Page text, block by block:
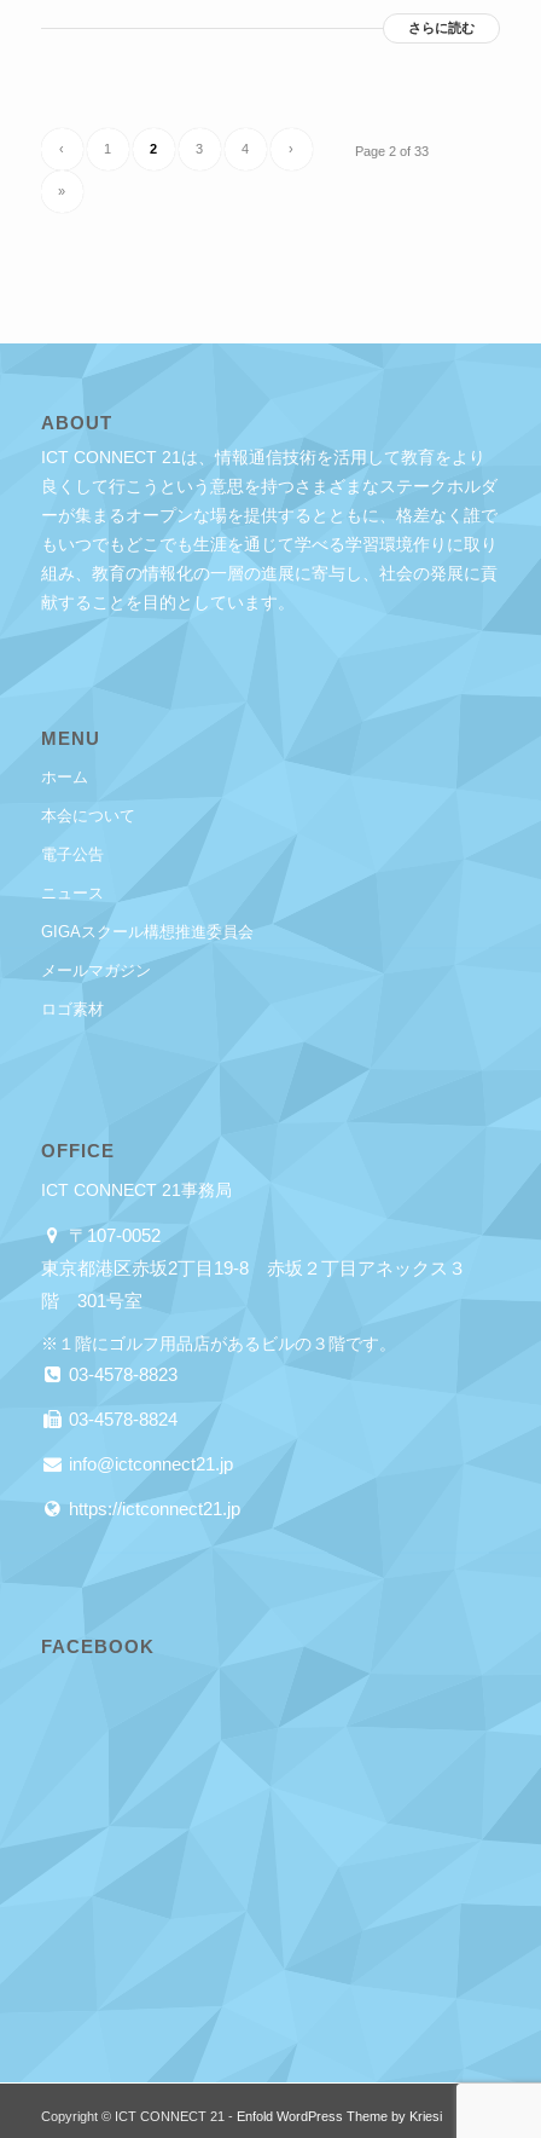
さらに読む
Page 2 of 33
‹ 1 2 3 4 ›
»
ABOUT
ICT CONNECT 21は、情報通信技術を活用して教育をより
良くして行こうという意思を持つさまざまなステークホルダ
ーが集まるオープンな場を提供するとともに、格差なく誰で
もいつでもどこでも生涯を通じて学べる学習環境作りに取り
組み、教育の情報化の一層の進展に寄与し、社会の発展に貢
献することを目的としています。
MENU
ホーム
本会について
電子公告
ニュース
GIGAスクール構想推進委員会
メールマガジン
ロゴ素材
OFFICE
ICT CONNECT 21事務局
〒107-0052
東京都港区赤坂2丁目19-8 赤坂２丁目アネックス３
階 301号室
※１階にゴルフ用品店があるビルの３階です。
03-4578-8823
03-4578-8824
info@ictconnect21.jp
https://ictconnect21.jp
FACEBOOK
Copyright © ICT CONNECT 21 - Enfold WordPress Theme by Kriesi